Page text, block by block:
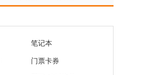
笔记本
门票卡券